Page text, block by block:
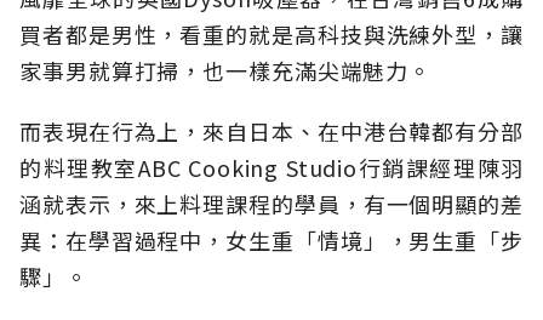
買者都是男性，看重的就是高科技與洗練外型，讓
家事男就算打掃，也一樣充滿尖端魅力。
而表現在行為上，來自日本、在中港台韓都有分部
的料理教室ABC Cooking Studio行銷課經理陳羽
涵就表示，來上料理課程的學員，有一個明顯的差
異：在學習過程中，女生重「情境」，男生重「步
驟」。